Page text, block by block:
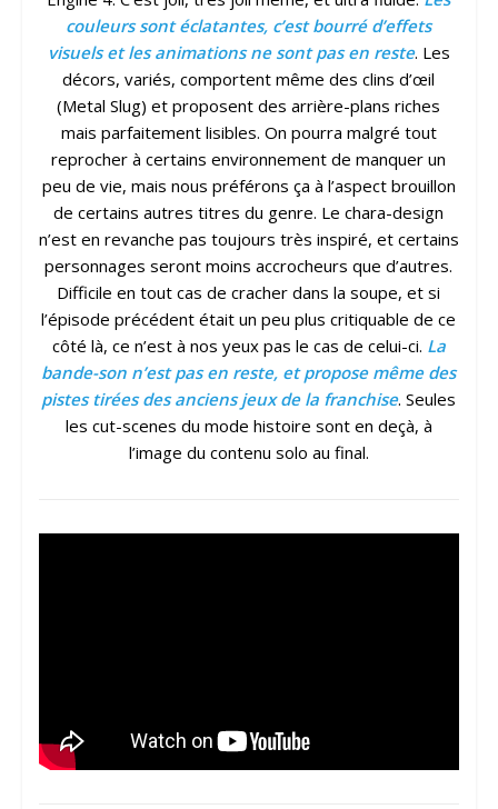
couleurs sont éclatantes, c’est bourré d’effets
visuels et les animations ne sont pas en reste. Les
décors, variés, comportent même des clins d’œil
(Metal Slug) et proposent des arrière-plans riches
mais parfaitement lisibles. On pourra malgré tout
reprocher à certains environnement de manquer un
peu de vie, mais nous préférons ça à l’aspect brouillon
de certains autres titres du genre. Le chara-design
n’est en revanche pas toujours très inspiré, et certains
personnages seront moins accrocheurs que d’autres.
Difficile en tout cas de cracher dans la soupe, et si
l’épisode précédent était un peu plus critiquable de ce
côté là, ce n’est à nos yeux pas le cas de celui-ci. La
bande-son n’est pas en reste, et propose même des
pistes tirées des anciens jeux de la franchise. Seules
les cut-scenes du mode histoire sont en deçà, à
l’image du contenu solo au final.